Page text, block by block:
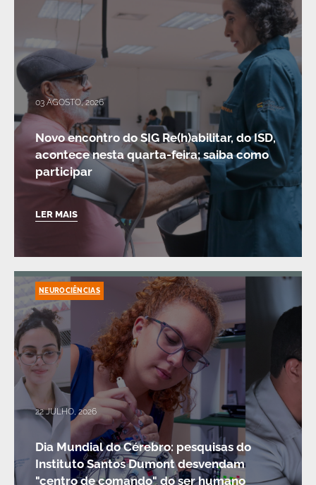
03 AGOSTO, 2026
Novo encontro do SIG Re(h)abilitar, do ISD,
acontece nesta quarta-feira; saiba como
participar
LER MAIS
22 JULHO, 2026
Dia Mundial do Cérebro: pesquisas do
Instituto Santos Dumont desvendam
"centro de comando" do ser humano
NEUROCIÊNCIAS